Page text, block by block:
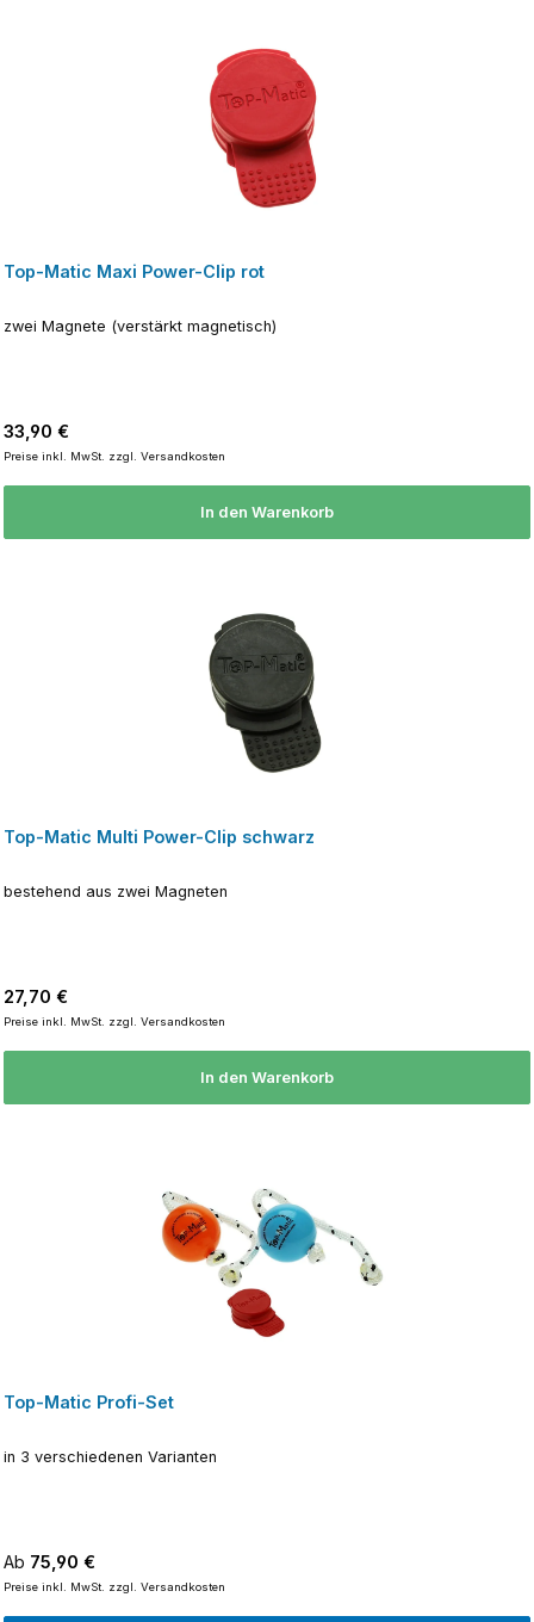
Top-Matic Maxi Power-Clip rot
zwei Magnete (verstärkt magnetisch)
Regulärer Preis:
33,90 €
Preise inkl. MwSt. zzgl. Versandkosten
In den Warenkorb
Top-Matic Multi Power-Clip schwarz
bestehend aus zwei Magneten
Regulärer Preis:
27,70 €
Preise inkl. MwSt. zzgl. Versandkosten
In den Warenkorb
Top-Matic Profi-Set
in 3 verschiedenen Varianten
Regulärer Preis:
Ab 75,90 €
Preise inkl. MwSt. zzgl. Versandkosten